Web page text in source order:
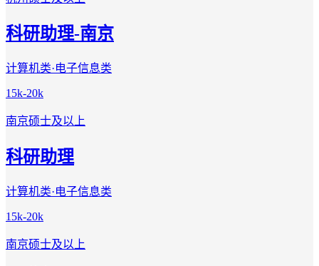
科研助理-南京
计算机类·电子信息类
15k-20k
南京硕士及以上
科研助理
计算机类·电子信息类
15k-20k
南京硕士及以上